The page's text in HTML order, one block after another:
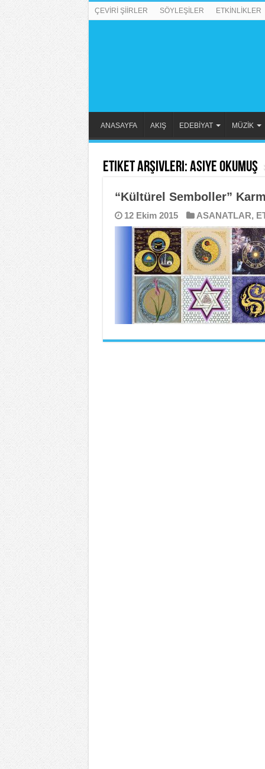
ÇEVİRİ ŞİİRLER SÖYLEŞİLER ETKİNLİKLER
ANASAYFA AKIŞ EDEBİYAT MÜZİK
Etiket Arşivleri:Asiye Okumuş
“Kültürel Semboller”
12 Ekim 2015 ASANATLAR,